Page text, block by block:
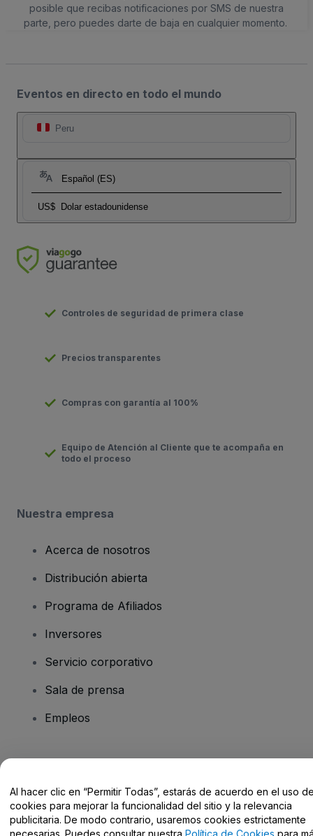
posible que recibas notificaciones por SMS de nuestra
parte, pero puedes darte de baja en cualquier momento.
Eventos en directo en todo el mundo
Peru
Español (ES)
US$ Dolar estadounidense
Controles de seguridad de primera clase
Precios transparentes
Compras con garantía al 100%
Equipo de Atención al Cliente que te acompaña en
todo el proceso
Nuestra empresa
Acerca de nosotros
Distribución abierta
Programa de Afiliados
Inversores
Servicio corporativo
Sala de prensa
Empleos
Centro de Ayuda / Contacto
Al hacer clic en “Permitir Todas”, estarás de acuerdo en el uso
cookies para mejorar la funcionalidad del sitio y la relevancia
publicitaria. De modo contrario, usaremos cookies estrictamente
necesarias. Puedes consultar nuestra Política de Cookies para